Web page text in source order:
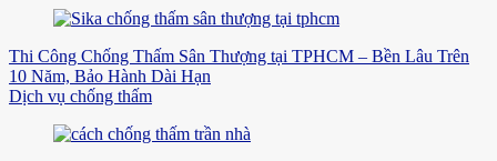
Thi Công Chống Thấm Sân Thượng tại TPHCM – Bền Lâu Trên
10 Năm, Bảo Hành Dài Hạn
Dịch vụ chống thấm